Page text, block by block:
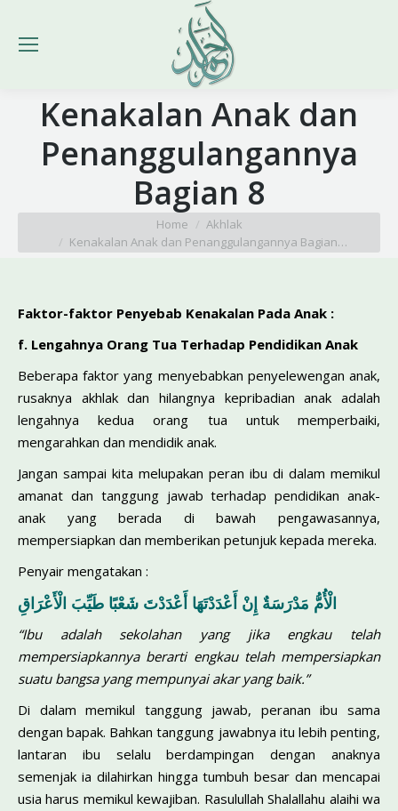
Kenakalan Anak dan
Penanggulangannya
Bagian 8
Home
Akhlak
Kenakalan Anak dan Penanggulangannya Bagian…
Faktor-faktor Penyebab Kenakalan Pada Anak :
f. Lengahnya Orang Tua Terhadap Pendidikan Anak
Beberapa faktor yang menyebabkan penyelewengan anak,
rusaknya akhlak dan hilangnya kepribadian anak adalah
lengahnya kedua orang tua untuk memperbaiki,
mengarahkan dan mendidik anak.
Jangan sampai kita melupakan peran ibu di dalam memikul
amanat dan tanggung jawab terhadap pendidikan anak-
anak yang berada di bawah pengawasannya,
mempersiapkan dan memberikan petunjuk kepada mereka.
Penyair mengatakan :
الْأُمُّ مَدْرَسَةٌ إِنْ أَعْدَدْتَهَا أَعْدَدْتَ شَعْبًا طَيِّبَ الْأَعْرَاقِ
“Ibu adalah sekolahan yang jika engkau telah
mempersiapkannya berarti engkau telah mempersiapkan
suatu bangsa yang mempunyai akar yang baik.”
Di dalam memikul tanggung jawab, peranan ibu sama
dengan bapak. Bahkan tanggung jawabnya itu lebih penting,
lantaran ibu selalu berdampingan dengan anaknya
semenjak ia dilahirkan hingga tumbuh besar dan mencapai
usia harus memikul kewajiban. Rasulullah Shalallahu alaihi wa